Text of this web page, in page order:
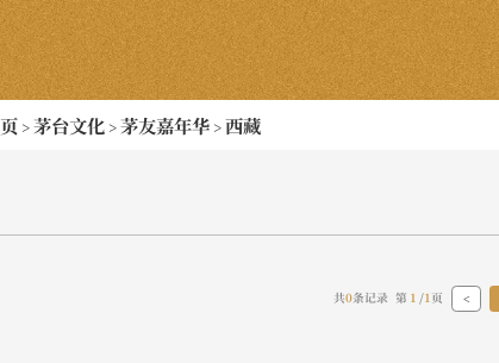
>茅台文化 >茅友嘉年华 >西藏
共0条记录 第 1 /1页 <